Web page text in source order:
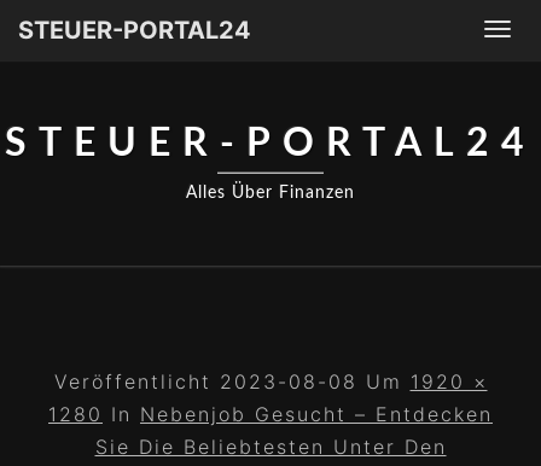
STEUER-PORTAL24
STEUER-PORTAL24
Alles Über Finanzen
Veröffentlicht 2023-08-08 Um 1920 ×
1280 In Nebenjob Gesucht – Entdecken
Sie Die Beliebtesten Unter Den